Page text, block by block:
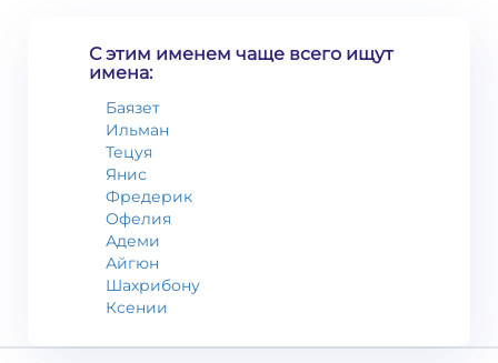
С этим именем чаще всего ищут
имена:
Баязет
Ильман
Тецуя
Янис
Фредерик
Офелия
Адеми
Айгюн
Шахрибону
Ксении